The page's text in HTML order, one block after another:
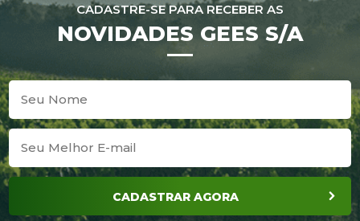
CADASTRE-SE PARA RECEBER AS
NOVIDADES GEES S/A
CADASTRAR AGORA